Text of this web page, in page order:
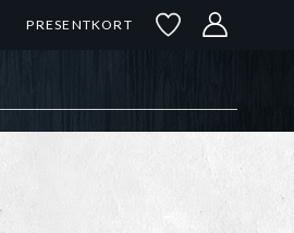
PRESENTKORT